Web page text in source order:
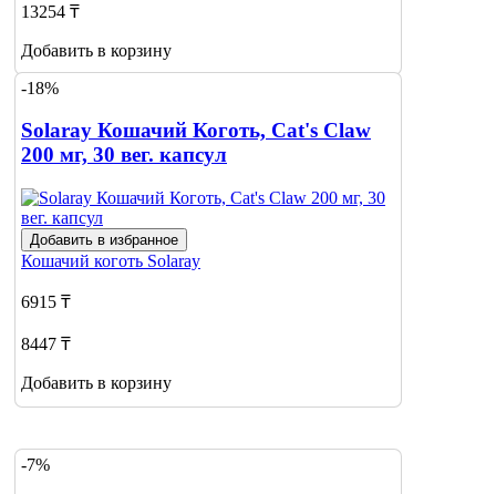
13254 ₸
Добавить в корзину
-18%
Solaray Кошачий Коготь, Cat's Claw
200 мг, 30 вег. капсул
Добавить в избранное
Кошачий коготь Solaray
6915 ₸
8447 ₸
Добавить в корзину
-7%